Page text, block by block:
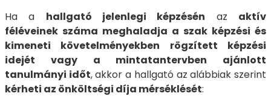
Ha a hallgató jelenlegi képzésén az aktív
féléveinek száma meghaladja a szak képzési és
kimeneti követelményekben rögzített képzési
idejét vagy a mintatantervben ajánlott
tanulmányi időt, akkor a hallgató az alábbiak szerint
kérheti az önköltségi díja mérséklését: